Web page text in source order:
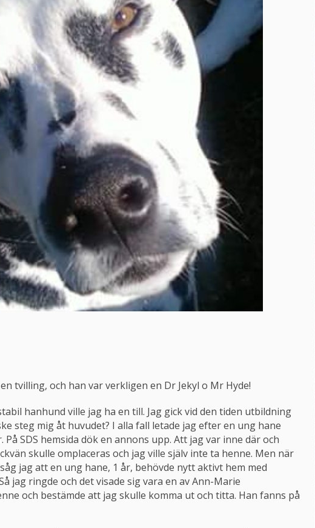
tvilling, och han var verkligen en Dr Jekyl o Mr Hyde!
hanhund ville jag ha en till. Jag gick vid den tiden utbildning
steg mig åt huvudet? I alla fall letade jag efter en ung hane
SDS hemsida dök en annons upp. Att jag var inne där och
skulle omplaceras och jag ville själv inte ta henne. Men när
jag att en ung hane, 1 år, behövde nytt aktivt hem med
jag ringde och det visade sig vara en av Ann-Marie
och bestämde att jag skulle komma ut och titta. Han fanns på